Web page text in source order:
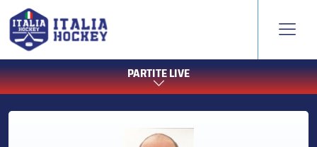
PARTITE LIVE